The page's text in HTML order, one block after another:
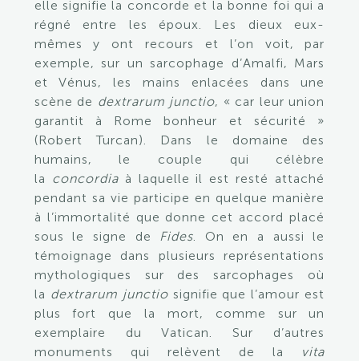
elle signifie la concorde et la bonne foi qui a
régné entre les époux. Les dieux eux-
mêmes y ont recours et l’on voit, par
exemple, sur un sarcophage d’Amalfi, Mars
et Vénus, les mains enlacées dans une
scène de dextrarum junctio, « car leur union
garantit à Rome bonheur et sécurité »
(Robert Turcan). Dans le domaine des
humains, le couple qui célèbre
la concordiaà laquelle il est resté attaché
pendant sa vie participe en quelque manière
à l’immortalité que donne cet accord placé
sous le signe de Fides. On en a aussi le
témoignage dans plusieurs représentations
mythologiques sur des sarcophages où
la dextrarum junctiosignifie que l’amour est
plus fort que la mort, comme sur un
exemplaire du Vatican. Sur d’autres
monuments qui relèvent de la vita